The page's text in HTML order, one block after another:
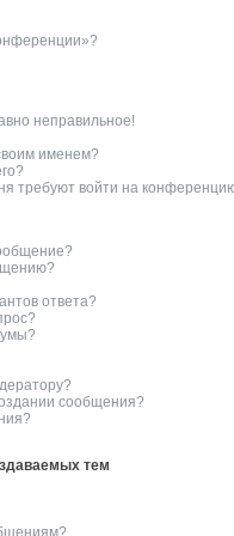
неправильное!
именем?
требуют войти на
ответа?
сообщения?
тем